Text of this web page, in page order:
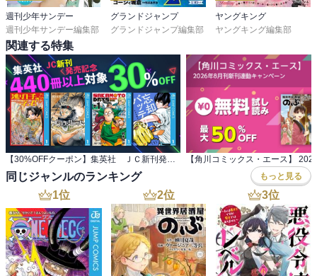
週刊少年サンデー
週刊少年サンデー編集部
グランドジャンプ
グランドジャンプ編集部
ヤングキング
ヤングキング編集部
関連する特集
【30%OFFクーポン】集英社 ＪＣ新刊発売記念 440冊以上対象
同じジャンルのランキング もっと見る
1位 2位 3位